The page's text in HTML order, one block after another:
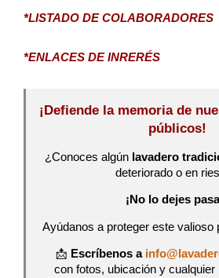
*LISTADO DE COLABORADORES
*ENLACES DE INRERÉS
¡Defiende la memoria de
públicos!
¿Conoces algún lavadero
deteriorado o en
¡No lo dejes
Ayúdanos a proteger este valioso
📩 Escríbenos a
con fotos, ubicación y cualquier